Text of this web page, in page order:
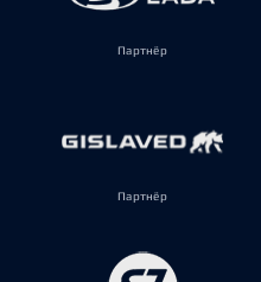
Партнёр
Партнёр